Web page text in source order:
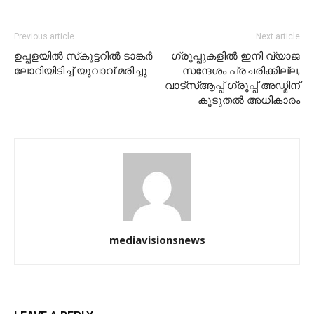
Previous article
ഉപ്പളയില്‍ സ്‌കൂട്ടറില്‍ ടാങ്കര്‍
ലോറിയിടിച്ച്‌ യുവാവ്‌ മരിച്ചു
Next article
ഗ്രൂപ്പുകളില്‍ ഇനി വ്യാജ
സന്ദേശം പ്രചരിക്കില്ല;
വാട്‌സ്‌ആപ്പ് ഗ്രൂപ്പ് അഡ്മിന്
കൂടുതല്‍ അധികാരം
mediavisionsnews